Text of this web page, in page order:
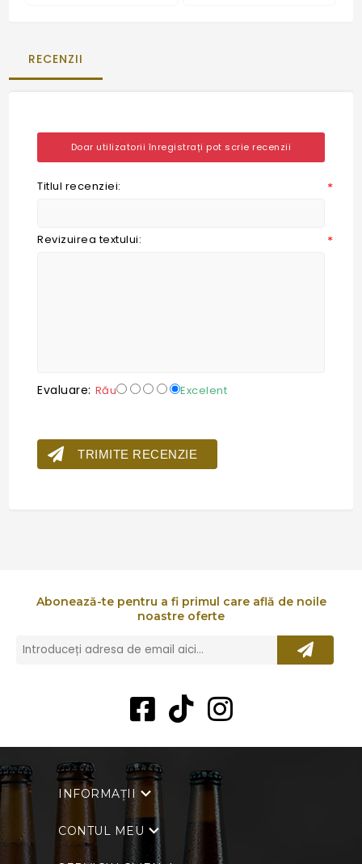
RECENZII
Doar utilizatorii înregistrați pot scrie recenzii
Titlul recenziei: *
Revizuirea textului: *
Evaluare: Rău Excelent
TRIMITE RECENZIE
Abonează-te pentru a fi primul care află de noile
noastre oferte
INFORMAȚII
CONTUL MEU